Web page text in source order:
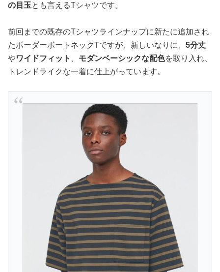
の目玉とも言えるTシャツです。
前回までの既存のTシャツラインナップに新たに追加され
たボーダーボートネックTですが、新しいなりに、 5分丈
やワイドフィット モダンベーシックな配色を取り入れ、
トレンドライクな一着に仕上がっています。